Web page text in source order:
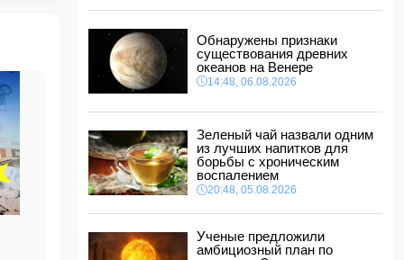
Стала известна дата II этапа вступительного
экзамена в резидентуру
18:02, 06.08.2026
Новрузали Асланов провел встречу с
ФОТО
18:00, 06.08.2026
«Новые технологии формируют новые
профессии на рынке труда» — эксперт
16:48, 06.08.2026
Джейхун Байрамов и Андрей Сибига проводят
16:28, 06.08.2026
Обнаружены признаки
существования древних
океанов на Венере
14:48, 06.08.2026
Зеленый чай назвали одним
из лучших напитков для
борьбы с хроническим
воспалением
20:48, 05.08.2026
Ученые предложили
амбициозный план по